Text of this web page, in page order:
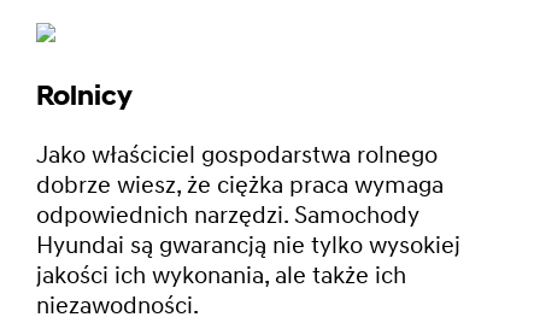
Rolnicy
Jako właściciel gospodarstwa rolnego
dobrze wiesz, że ciężka praca wymaga
odpowiednich narzędzi. Samochody
Hyundai są gwarancją nie tylko wysokiej
jakości ich wykonania, ale także ich
niezawodności.